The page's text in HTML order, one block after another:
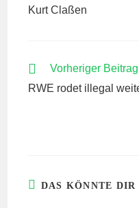
Kurt Claßen
WEITERE
ANSEHEN
Vorheriger Beitrag
RWE rodet illegal
DAS KÖNNTE